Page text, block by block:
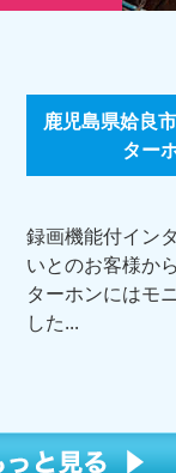
鹿児島県姶良
ター
録画機能付イン
いとのお客様か
ターホンにはモ
した...